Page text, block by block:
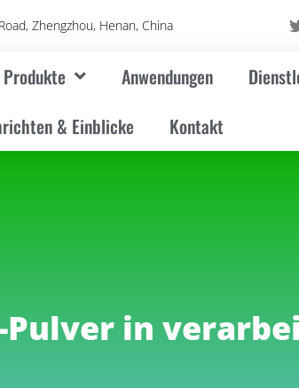
Zhengzhou, Henan, China
Produkte Anwendungen
& Einblicke
Kontakt
in